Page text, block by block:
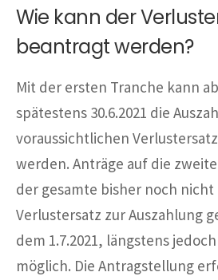
Wie kann der
beantragt werden?
Mit der ersten Tranche kann
spätestens 30.6.2021 die
voraussichtlichen
werden. Anträge auf die
der gesamte bisher noch nicht
Verlustersatz zur Auszahlung
dem 1.7.2021, längstens
möglich. Die Antragstellung